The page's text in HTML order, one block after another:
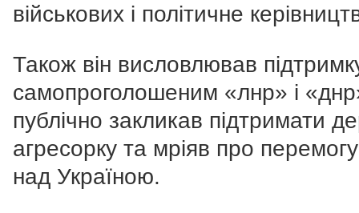
військових і політичне
Також він висловлював
самопроголошеним «лнр» і
публічно закликав підтримати
агресорку та мріяв про перемогу
над Україною.